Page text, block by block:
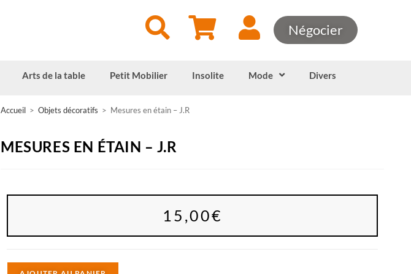
Négocier
Arts de la table Petit Mobilier Insolite Mode Divers
Accueil > Objets décoratifs > Mesures en étain – J.R
MESURES EN ÉTAIN – J.R
15,00€